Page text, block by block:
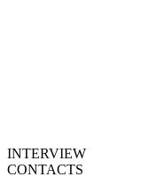
INTERVIEW
CONTACTS